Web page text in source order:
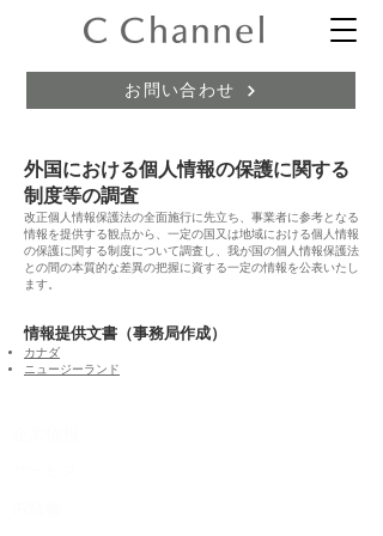
お問い合わせ
外国における個人情報の保護に関する
制度等の調査
改正個人情報保護法の全面施行に先立ち、事業者に参考となる
情報を提供する観点から、一定の国又は地域における個人情報
の保護に関する制度について調査し、我が国の個人情報保護法
との間の本質的な差異の把握に資する一定の情報を公表いたし
ます。
情報提供文書（事務局作成）
カナダ
​ニュージーランド​